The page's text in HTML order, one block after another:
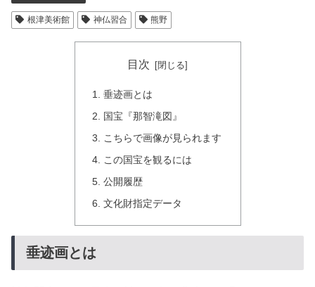
根津美術館 神仏習合 熊野
目次
垂迹画とは
国宝『那智滝図』
こちらで画像が見られます
この国宝を観るには
公開履歴
文化財指定データ
垂迹画とは